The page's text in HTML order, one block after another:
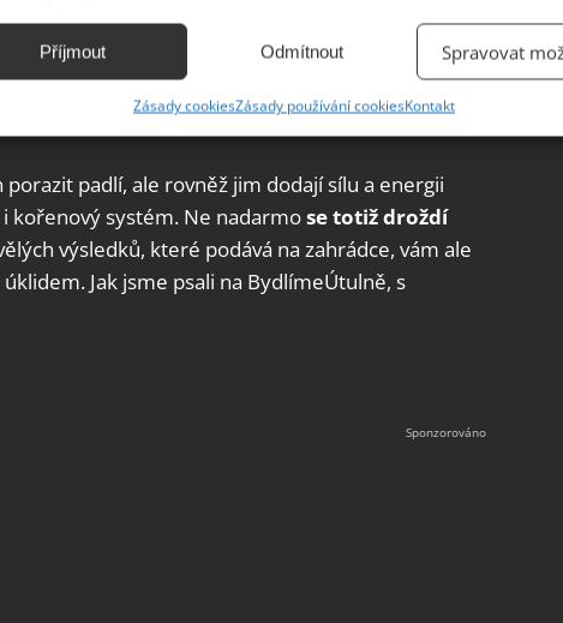
zařízení na základě automaticky přenášených informací.
aktivně vyžádaných informací.
bezpečnosti, předcházení a zjišťování podvodů a
chyb, Poskytování a zobrazování reklamy a obsahu,
a sdělování voleb ochrany osobních údajů.
Příjmout Odmítnout Spravovat
Zásady cookiesZásady používání cookiesKontakt
padlí, ale rovněž jim dodají sílu a energii
kořenový systém. Ne nadarmose totiž droždí
výsledků, které podává na zahrádce, vám ale
Jak jsme psali na BydlímeÚtulně, s